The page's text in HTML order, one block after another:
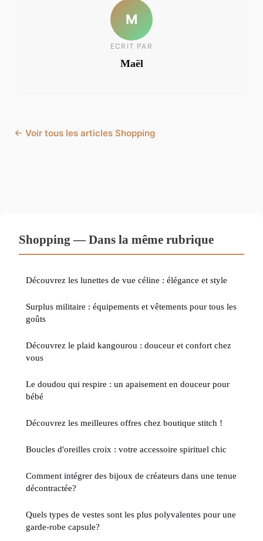
M
ECRIT PAR
Maël
← Voir tous les articles Shopping
Shopping — Dans la même rubrique
Découvrez les lunettes de vue céline : élégance et style
Surplus militaire : équipements et vêtements pour tous les
goûts
Découvrez le plaid kangourou : douceur et confort chez
vous
Le doudou qui respire : un apaisement en douceur pour
bébé
Découvrez les meilleures offres chez boutique stitch !
Boucles d'oreilles croix : votre accessoire spirituel chic
Comment intégrer des bijoux de créateurs dans une tenue
décontractée?
Quels types de vestes sont les plus polyvalentes pour une
garde-robe capsule?